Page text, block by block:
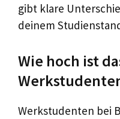
gibt klare
deinem
Wie hoch ist
Werkstudenten bei